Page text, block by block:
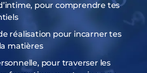
pour comprendre tes
réalisation pour incarner tes
matières
pour traverser les